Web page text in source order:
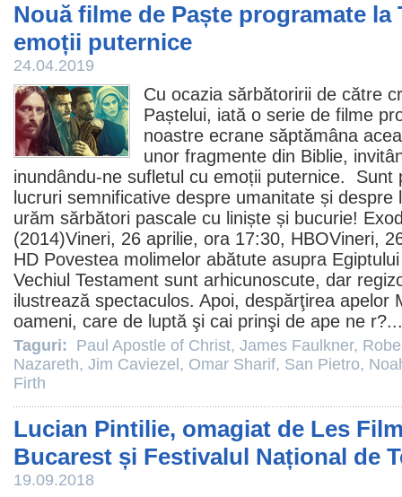
Nouă filme de Paște programate la
emoții puternice
24.04.2019
Cu ocazia sărbătoririi de către
Paștelui, iată o serie de filme
noastre ecrane săptămâna
unor fragmente din Biblie,
inundându-ne sufletul cu emoții puternice. Sunt
lucruri semnificative despre umanitate și despre
urăm sărbători pascale cu liniște și bucurie!
(2014)Vineri, 26 aprilie, ora 17:30, HBOVineri,
HD Povestea molimelor abătute asupra
Vechiul Testament sunt arhicunoscute, dar
ilustrează spectaculos. Apoi, despărţirea apelor
oameni, care de luptă şi cai prinşi de ape ne
Taguri: Paul Apostle of Christ, James Faulkner,
Nazareth, Jim Caviezel , Omar Sharif, San Pietro,
Firth
Lucian Pintilie, omagiat de Les
Bucarest și Festivalul Național de
19.09.2018